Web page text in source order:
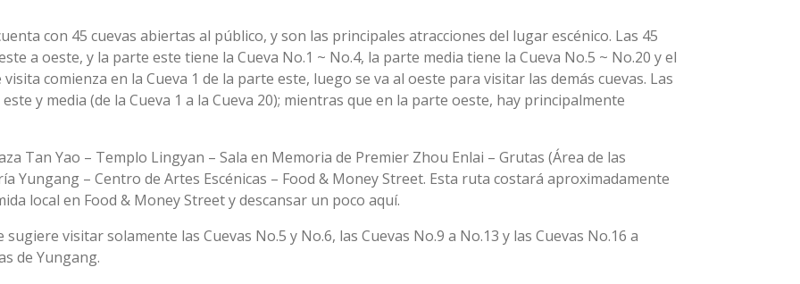
con 45 cuevas abiertas al público, y son las principales atracciones del lugar escénico. Las 45
a oeste, y la parte este tiene la Cueva No.1 ~ No.4, la parte media tiene la Cueva No.5 ~ No.20 y el
comienza en la Cueva 1 de la parte este, luego se va al oeste para visitar las demás cuevas. Las
y media (de la Cueva 1 a la Cueva 20); mientras que en la parte oeste, hay principalmente
Tan Yao – Templo Lingyan – Sala en Memoria de Premier Zhou Enlai – Grutas (Área de las
Yungang – Centro de Artes Escénicas – Food & Money Street. Esta ruta costará aproximadamente
local en Food & Money Street y descansar un poco aquí.
visitar solamente las Cuevas No.5 y No.6, las Cuevas No.9 a No.13 y las Cuevas No.16 a
de Yungang.